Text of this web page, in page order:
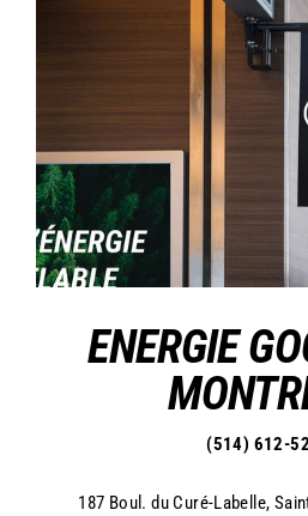
ENERGIE
(514) 612-
187 Boul. du Curé-Labelle,